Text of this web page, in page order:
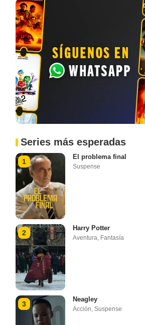
Series más esperadas
1
El problema final
Suspense
2
Harry Potter
Aventura Fantasía
3
Neagley
Acción Suspense